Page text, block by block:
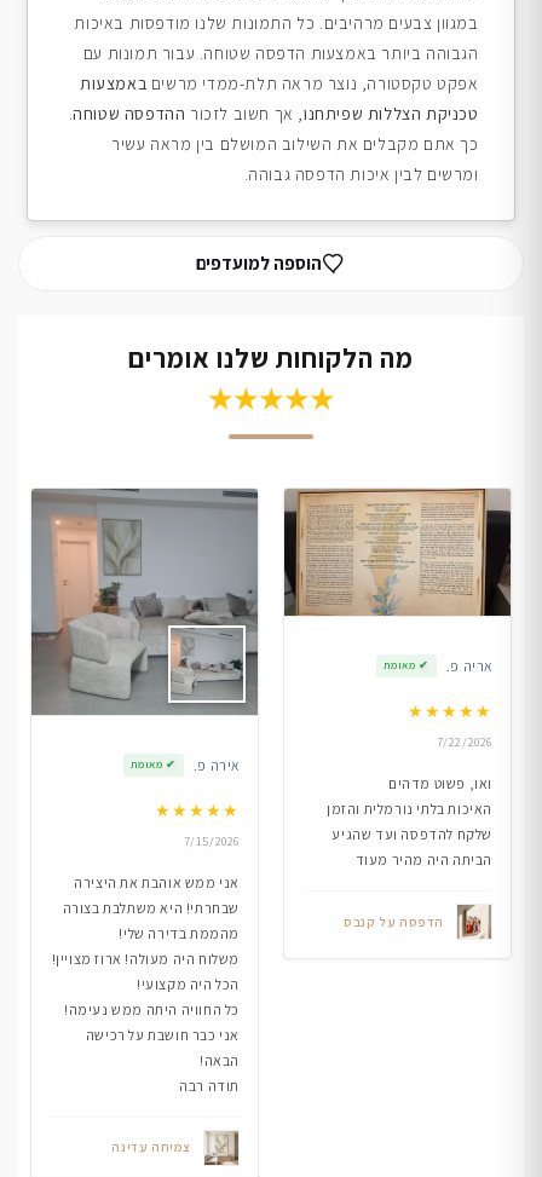
במגוון צבעים מרהיבים. כל התמונות שלנו מודפסות באיכות
הגבוהה ביותר באמצעות הדפסה שטוחה. עבור תמונות עם
אפקט טקסטורה, נוצר מראה תלת-ממדי מרשים באמצעות
טכניקת הצללות שפיתחנו, אך חשוב לזכור ההדפסה שטוחה.
כך אתם מקבלים את השילוב המושלם בין מראה עשיר
ומרשים לבין איכות הדפסה גבוהה.
הוספה למועדפים
מה הלקוחות שלנו אומרים
★★★★★
אריה פ. ✔ מאומת
★★★★★
7/22/2026
ואו, פשוט מדהים
האיכות בלתי נורמלית והזמן
שלקח להדפסה ועד שהגיע
הביתה היה מהיר מעוד
הדפסה על קנבס
אירה פ. ✔ מאומת
★★★★★
7/15/2026
אני ממש אוהבת את היצירה
שבחרתי! היא משתלבת בצורה
מהממת בדירה שלי!
משלוח היה מעולה! ארוז מצויין!
הכל היה מקצועי!
כל החוויה היתה ממש נעימה!
אני כבר חושבת על רכישה
הבאה!
תודה רבה
צמיחה עדינה